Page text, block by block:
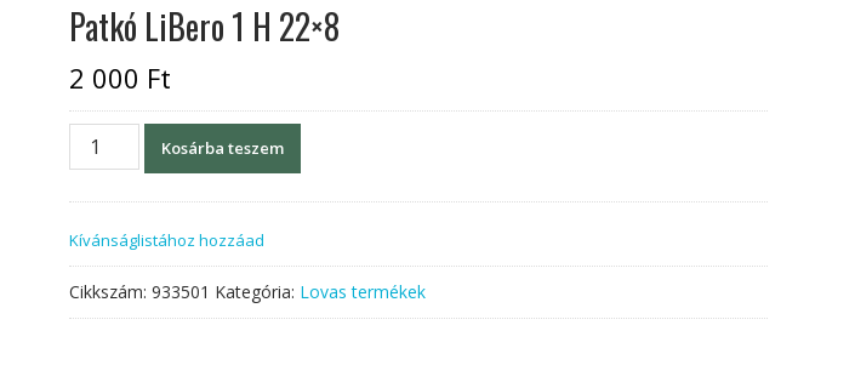
Patkó LiBero 1 H 22×8
2 000 Ft
Patkó
LiBero
22x8
mennyiség
Kosárba teszem
Kívánságlistához hozzáad
Cikkszám: 933501 Kategória: Lovas termékek